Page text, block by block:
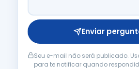
Enviar
Seu e-mail não será publicado.
para te notificar quando